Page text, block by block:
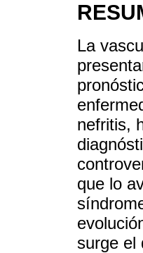
La
nefritis,
que lo
surge el